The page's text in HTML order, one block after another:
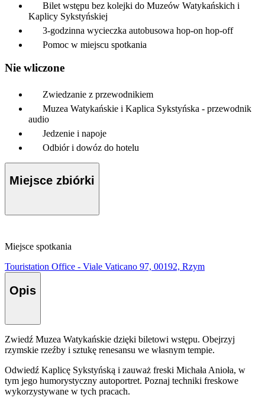
Bilet wstępu bez kolejki do Muzeów Watykańskich i
Kaplicy Sykstyńskiej
3-godzinna wycieczka autobusowa hop-on hop-off
Pomoc w miejscu spotkania
Nie wliczone
Zwiedzanie z przewodnikiem
Muzea Watykańskie i Kaplica Sykstyńska - przewodnik
audio
Jedzenie i napoje
Odbiór i dowóz do hotelu
Miejsce zbiórki
Miejsce spotkania
Touristation Office - Viale Vaticano 97, 00192, Rzym
Opis
Zwiedź Muzea Watykańskie dzięki biletowi wstępu. Obejrzyj
rzymskie rzeźby i sztukę renesansu we własnym tempie.
Odwiedź Kaplicę Sykstyńską i zauważ freski Michała Anioła, w
tym jego humorystyczny autoportret. Poznaj techniki freskowe
wykorzystywane w tych pracach.